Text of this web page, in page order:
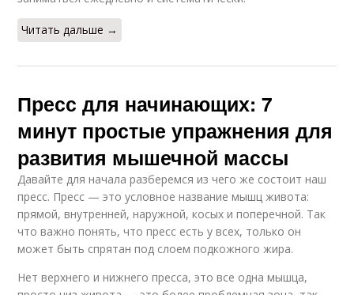
Читать дальше →
Пресс для начинающих: 7
минут простые упражнения для
развития мышечной массы
Давайте для начала разберемся из чего же состоит наш
пресс. Пресс — это условное название мышц живота:
прямой, внутренней, наружной, косых и поперечной. Так
что важно понять, что пресс есть у всех, только он
может быть спрятан под слоем подкожного жира.
Нет верхнего и нижнего пресса, это все одна мышца,